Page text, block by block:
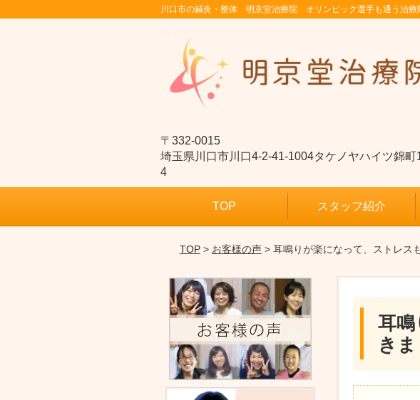
川口市の鍼灸・整体 明京堂治療院 オリンピック選手も通う治療
〒332-0015
埼玉県川口市川口4-2-41-1004タケノヤハイツ錦町
4
TOP スタッフ紹介
TOP> お客様の声> 耳鳴りが楽になって、ストレス
耳
き